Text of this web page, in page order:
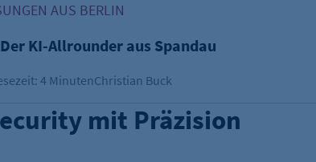
Session
cookie_consent
Dieser Cookie speichert die ausgewählten
1 Jahr
AUS BERLIN
KI-Allrounder aus Spandau
4 MinutenChristian Buck
mit Präzision